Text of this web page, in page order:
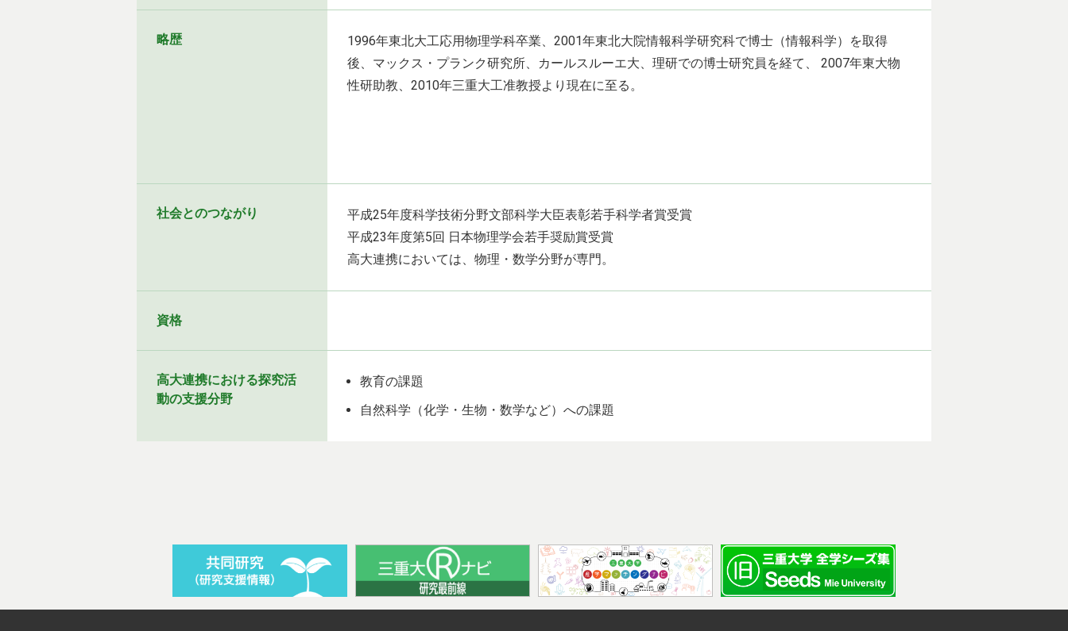
略歴
1996年東北大工応用物理学科卒業、2001年東北大院情報科学研究科で博士（情報科学）を取得
後、マックス・プランク研究所、カールスルーエ大、理研での博士研究員を経て、 2007年東大物
性研助教、2010年三重大工准教授より現在に至る。
社会とのつながり
平成25年度科学技術分野文部科学大臣表彰若手科学者賞受賞
平成23年度第5回 日本物理学会若手奨励賞受賞
高大連携においては、物理・数学分野が専門。
資格
高大連携における探究活
動の支援分野
教育の課題
自然科学（化学・生物・数学など）への課題